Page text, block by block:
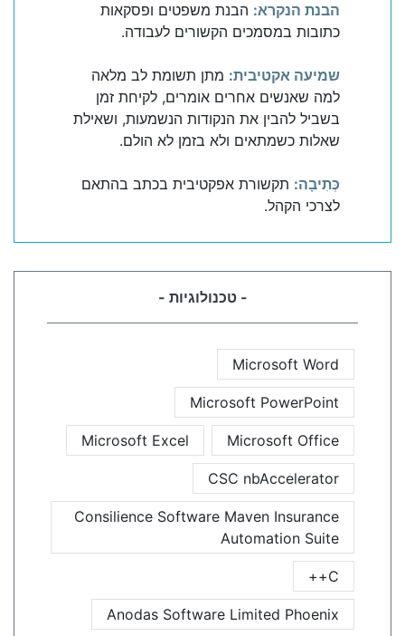
הבנת הנקרא: הבנת משפטים ופסקאות
כתובות במסמכים הקשורים לעבודה.
שמיעה אקטיבית: מתן תשומת לב מלאה
למה שאנשים אחרים אומרים, לקיחת זמן
בשביל להבין את הנקודות הנשמעות, ושאילת
שאלות כשמתאים ולא בזמן לא הולם.
כְּתִיבָה: תקשורת אפקטיבית בכתב בהתאם
לצרכי הקהל.
- טכנולוגיות -
Microsoft Word
Microsoft PowerPoint
Microsoft Office
Microsoft Excel
CSC nbAccelerator
Consilience Software Maven Insurance
Automation Suite
C++
Anodas Software Limited Phoenix